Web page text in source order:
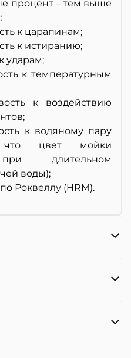
процент – тем выше
к царапинам;
к истиранию;
ударам;
к температурным
к воздействию
к водяному пару
что цвет мойки
длительном
воды);
Роквеллу (HRM).